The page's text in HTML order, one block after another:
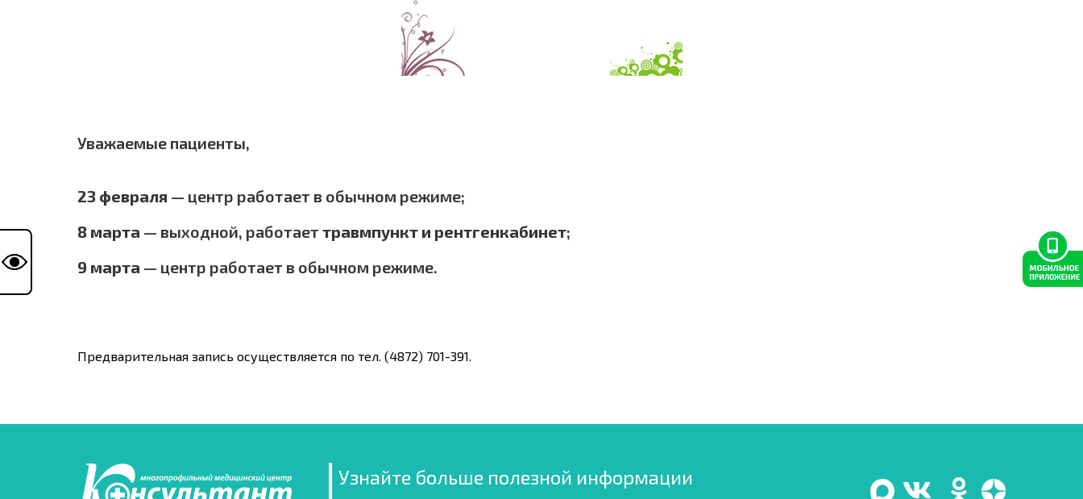
Уважаемые пациенты,
23 февраля — центр работает в обычном режиме;
8 марта — выходной, работает травмпункт и рентгенкабинет;
9 марта — центр работает в обычном режиме.
Предварительная запись осуществляется по тел. (4872) 701-391.
Узнайте больше полезной информации